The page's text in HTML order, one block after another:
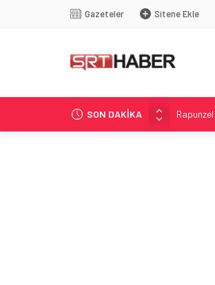
Gazeteler Sitene Ekle
SON DAKİKA
Mekke